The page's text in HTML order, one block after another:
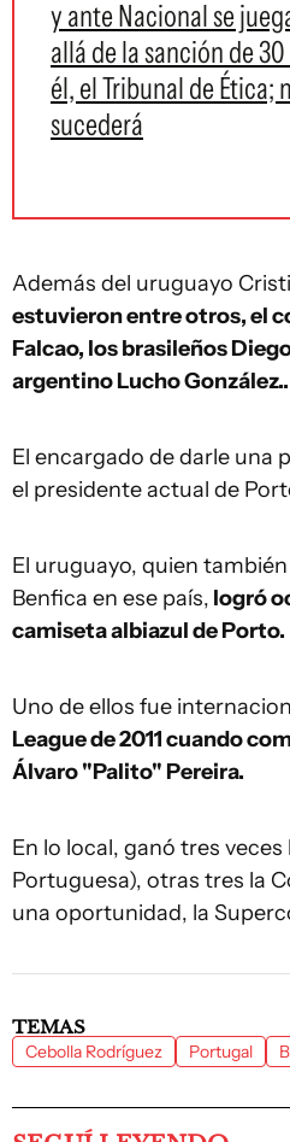
y ante Nacional se
allá de la sanción de
él, el Tribunal de Ética;
sucederá
Además del uruguayo
estuvieron entre otros, el
Falcao, los brasileños
argentino Lucho González..
El encargado de darle una
el presidente actual de
El uruguayo, quien
Benfica en ese país, logró
camiseta albiazul de Porto.
Uno de ellos fue
League de 2011 cuando
Álvaro "Palito" Pereira.
En lo local, ganó tres
Portuguesa), otras tres la
una oportunidad, la
TEMAS
Cebolla Rodríguez Portugal